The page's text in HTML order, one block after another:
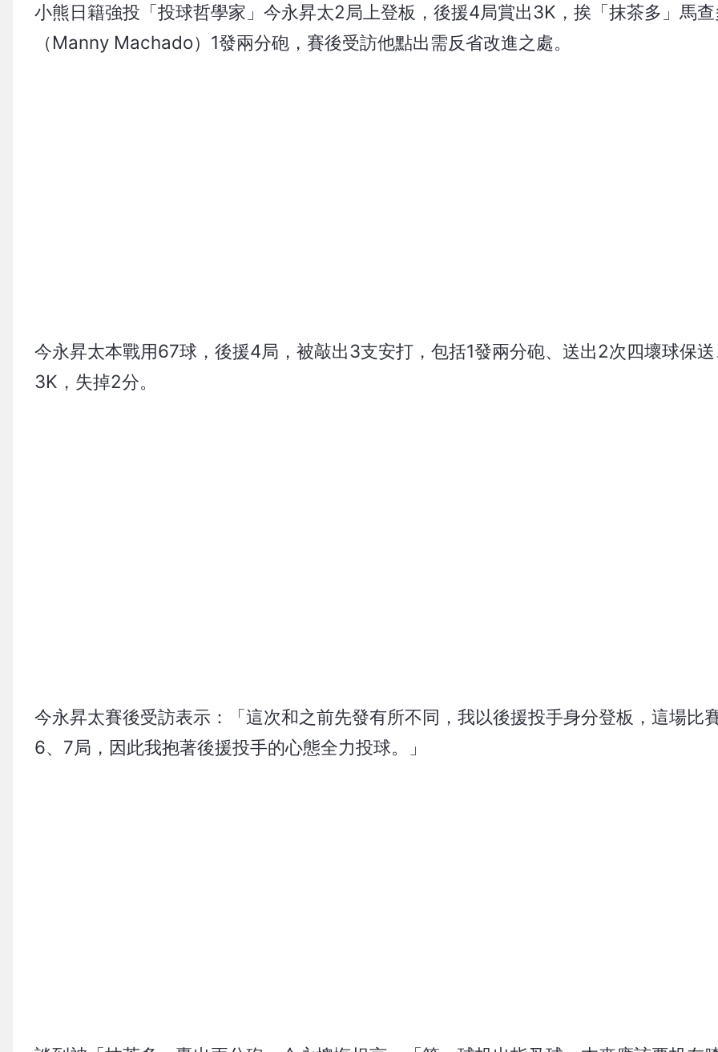
小熊日籍強投「投球哲學家」今永昇太2局上登板，後援4局賞出3K，挨「抹茶多」馬
（Manny Machado）1發兩分砲，賽後受訪他點出需反省改進之處。
今永昇太本戰用67球，後援4局，被敲出3支安打，包括1發兩分砲、送出2次四壞球保
3K，失掉2分。
今永昇太賽後受訪表示：「這次和之前先發有所不同，我以後援投手身分登板，這場比
6、7局，因此我抱著後援投手的心態全力投球。」